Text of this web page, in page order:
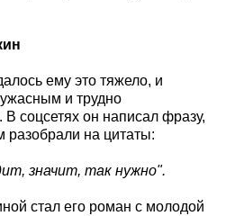
ему это тяжело, и
и трудно
соцсетях он написал фразу,
разобрали на цитаты:
значит, так нужно".
стал его роман с молодой